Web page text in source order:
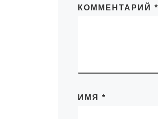
КОММЕНТАРИЙ *
ИМЯ *